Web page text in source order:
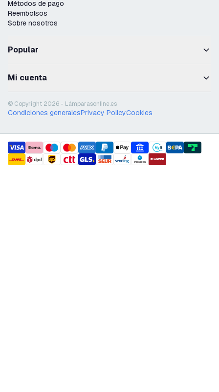
Métodos de pago
Reembolsos
Sobre nosotros
Popular
Mi cuenta
© Copyright 2026 - Lámparasonline.es
Condiciones generalesPrivacy PolicyCookies
payment methods
shipment methods